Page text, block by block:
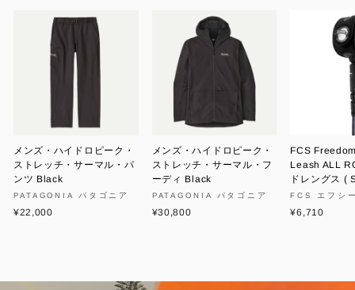
メンズ・ハイドロピーク・
ストレッチ・サーマル・パ
ンツ Black
PATAGONIA パタゴニア
¥22,000
メンズ・ハイドロピーク・
ストレッチ・サーマル・フ
ーディ Black
PATAGONIA パタゴニア
¥30,800
FCS
Leash ALL
ドレングス (
FCS エフシ
¥6,710